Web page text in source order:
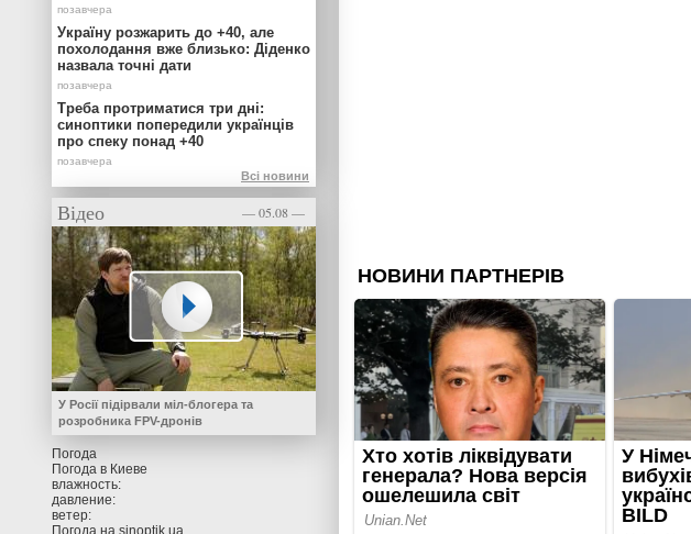
Україну розжарить до +40, але
похолодання вже близько: Діденко
назвала точні дати
Треба протриматися три дні:
синоптики попередили українців
про спеку понад +40
Всі новини
Відео — 05.08 —
У Росії підірвали міл-блогера та
розробника FPV-дронів
Погода
Погода в Киеве
влажность:
давление:
ветер:
Погода на sinoptik.ua